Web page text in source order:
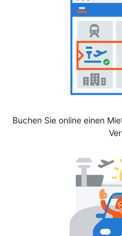
Buchen Sie online einen